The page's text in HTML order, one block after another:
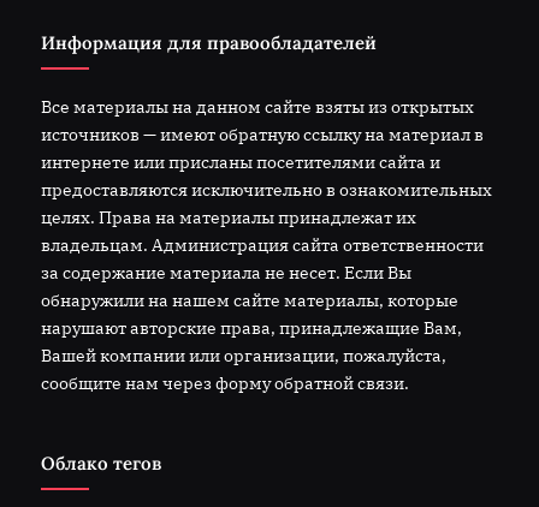
Информация для правообладателей
Все материалы на данном сайте взяты из открытых
источников — имеют обратную ссылку на материал в
интернете или присланы посетителями сайта и
предоставляются исключительно в ознакомительных
целях. Права на материалы принадлежат их
владельцам. Администрация сайта ответственности
за содержание материала не несет. Если Вы
обнаружили на нашем сайте материалы, которые
нарушают авторские права, принадлежащие Вам,
Вашей компании или организации, пожалуйста,
сообщите нам через форму обратной связи.
Облако тегов